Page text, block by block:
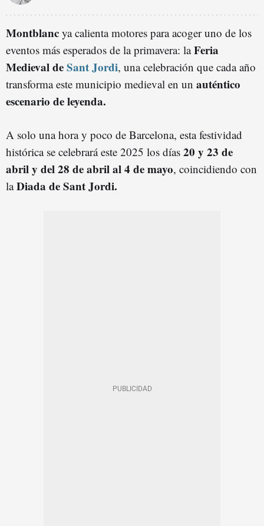
Montblanc ya calienta motores para acoger uno de los
eventos más esperados de la primavera: laFeria
Medieval deSant Jordi, una celebración que cada año
transforma este municipio medieval en un auténtico
escenario de leyenda.
A solo una hora y poco de Barcelona, esta festividad
histórica se celebrará este 2025 los días 20 y 23 de
abril y del 28 de abril al 4 de mayo, coincidiendo con
laDiada de Sant Jordi.